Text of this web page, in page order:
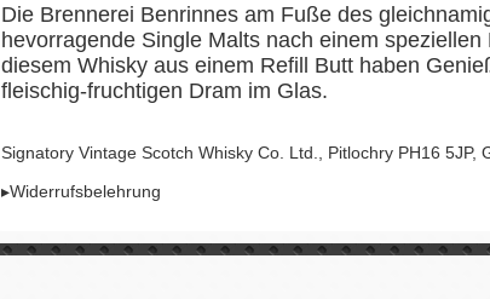
Die Brennerei Benrinnes am Fuße des
hevorragende Single Malts nach einem
diesem Whisky aus einem Refill Butt haben
fleischig-fruchtigen Dram im Glas.
Signatory Vintage Scotch Whisky Co. Ltd., Pitlochry PH16 5JP,
▸Widerrufsbelehrung